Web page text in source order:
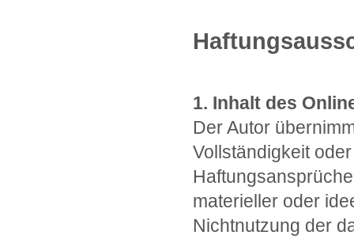
1. Inhalt des
Der Autor
Vollständigkeit
materieller oder
Nichtnutzung der